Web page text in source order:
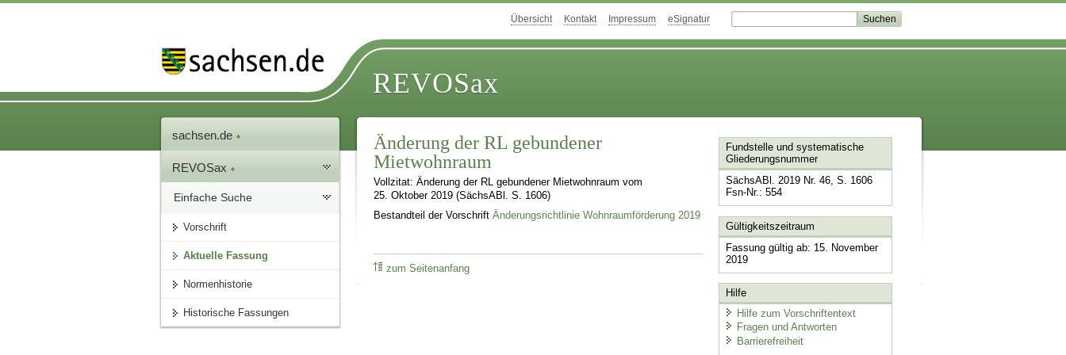
Übersicht Kontakt Impressum eSignatur
REVOSax
sachsen.de
REVOSax
Einfache Suche
Vorschrift
Aktuelle Fassung
Normenhistorie
Historische Fassungen
Änderung der RL gebundener
Mietwohnraum
Vollzitat: Änderung der RL gebundener Mietwohnraum vom
25. Oktober 2019 (SächsABl. S. 1606)
Bestandteil der VorschriftÄnderungsrichtlinie Wohnraumförderung 2019
zum Seitenanfang
Fundstelle und systematische
Gliederungsnummer
SächsABl. 2019 Nr. 46, S. 1606
Fsn-Nr.: 554
Gültigkeitszeitraum
Fassung gültig ab: 15. November
2019
Hilfe
Hilfe zum Vorschriftentext
Fragen und Antworten
Barrierefreiheit